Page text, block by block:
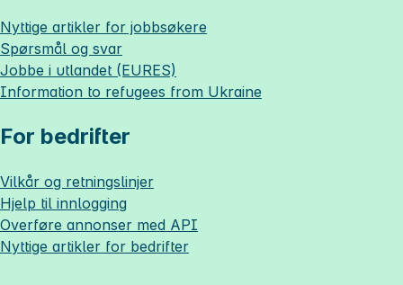
Nyttige artikler for jobbsøkere
Spørsmål og svar
Jobbe i utlandet (EURES)
Information to refugees from Ukraine
For bedrifter
Vilkår og retningslinjer
Hjelp til innlogging
Overføre annonser med API
Nyttige artikler for bedrifter